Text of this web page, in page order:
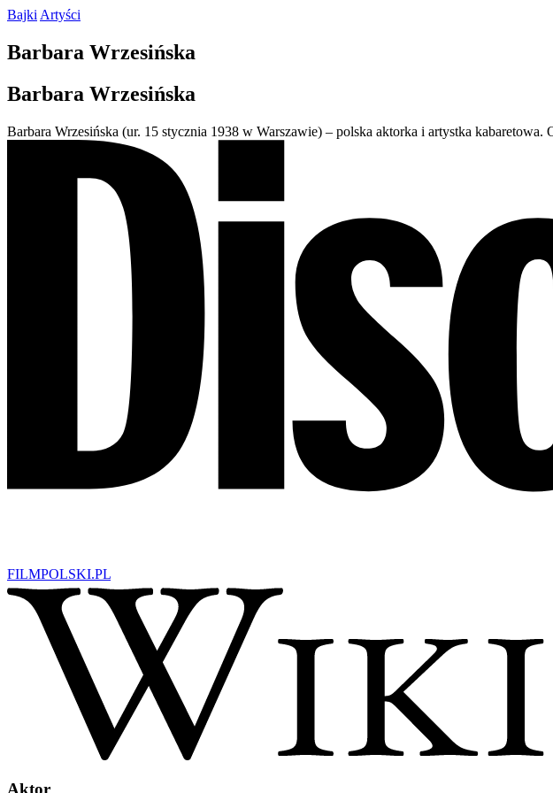
Bajki Artyści
Barbara Wrzesińska
Barbara Wrzesińska
Barbara Wrzesińska (ur. 15 stycznia 1938 w Warszawie) – polska aktorka i artystka
FILMPOLSKI.PL